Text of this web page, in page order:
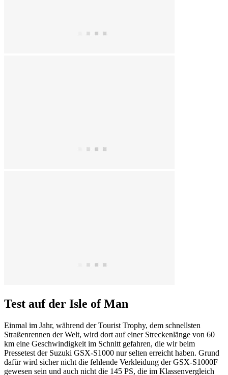
Test auf der Isle of Man
Einmal im Jahr, während der Tourist Trophy, dem schnellsten
Straßenrennen der Welt, wird dort auf einer Streckenlänge von 60
km eine Geschwindigkeit im Schnitt gefahren, die wir beim
Pressetest der Suzuki GSX-S1000 nur selten erreicht haben. Grund
dafür wird sicher nicht die fehlende Verkleidung der GSX-S1000F
gewesen sein und auch nicht die 145 PS, die im Klassenvergleich